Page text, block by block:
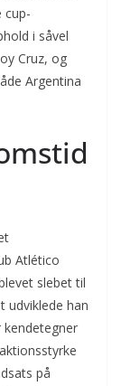
cup-
i såvel
Cruz, og
Argentina
Atlético
slebet til
udviklede han
på